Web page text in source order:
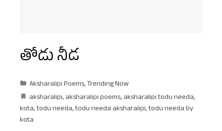
తోడు నీడ
Aksharalipi Poems,Trending Now
aksharalipi, aksharalipi poems, aksharalipi todu needa,
kota,todu needa,todu needa aksharalipi,todu needa by
kota